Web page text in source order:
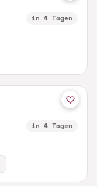
in 4 Tagen
in 4 Tagen